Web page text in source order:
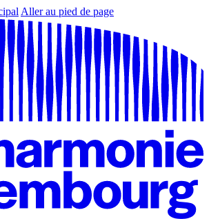
Aller au pied de page